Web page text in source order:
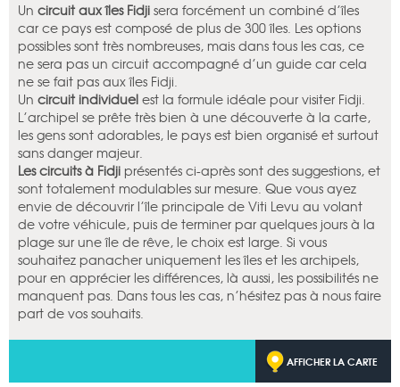
Un circuit aux îles Fidji sera forcément un combiné d’îles
car ce pays est composé de plus de 300 îles. Les options
possibles sont très nombreuses, mais dans tous les cas, ce
ne sera pas un circuit accompagné d’un guide car cela
ne se fait pas aux îles Fidji.
Un circuit individuel est la formule idéale pour visiter Fidji.
L’archipel se prête très bien à une découverte à la carte,
les gens sont adorables, le pays est bien organisé et surtout
sans danger majeur.
Les circuits à Fidji présentés ci-après sont des suggestions, et
sont totalement modulables sur mesure. Que vous ayez
envie de découvrir l’île principale de Viti Levu au volant
de votre véhicule, puis de terminer par quelques jours à la
plage sur une île de rêve, le choix est large. Si vous
souhaitez panacher uniquement les îles et les archipels,
pour en apprécier les différences, là aussi, les possibilités ne
manquent pas. Dans tous les cas, n’hésitez pas à nous faire
part de vos souhaits.
AFFICHER LA CARTE